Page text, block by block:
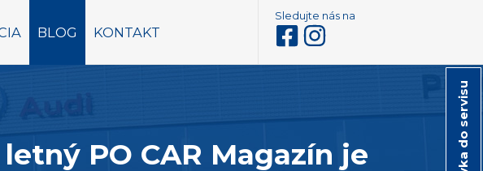
PO CAR Magazín je
BLOG KONTAKT
Sledujte nás na